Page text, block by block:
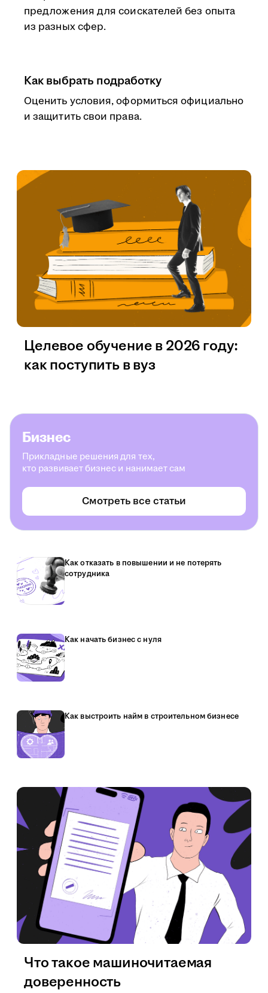
предложения для соискателей без опыта
из разных сфер.
Как выбрать подработку
Оценить условия, оформиться официально
и защитить свои права.
Целевое обучение в 2026 году:
как поступить в вуз
Бизнес
Прикладные решения для тех,
кто развивает бизнес и нанимает сам
Смотреть все статьи
Как отказать в повышении и не потерять
сотрудника
Как начать бизнес с нуля
Как выстроить найм в строительном бизнесе
Что такое машиночитаемая
доверенность